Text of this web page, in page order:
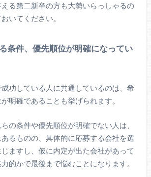
る第二新卒の方も大勢いらっしゃるの
いてください。
条件、優先順位が明確になってい
功している人に共通しているのは、希
明確であることも挙げられます。
の条件や優先順位が明確でない人は、
るものの、具体的に応募する会社を選
ますし、仮に内定が出た会社があって
的かで最後まで悩むことになります。